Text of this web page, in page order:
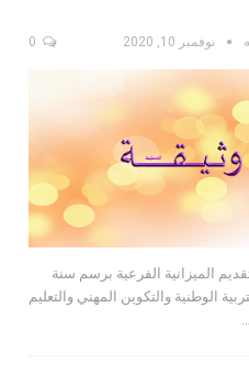
نوفمبر 10, 2020
الميزانية الفرعية برسم سنة
التربية الوطنية والتكوين المهني والتعليم